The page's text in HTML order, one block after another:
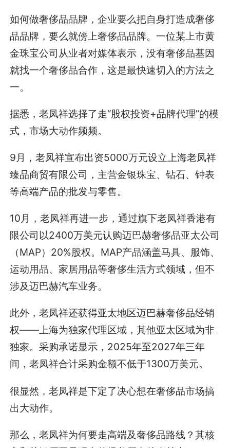
如何做奢侈品品牌，企业要么把自身打造成奢侈
品品牌，要么就傍上奢侈品品牌。一位某上市黄
金珠宝公司从业者对媒体表示，没有奢侈品基因
就找一个奢侈品合作，这是最快速切入的方法之
一。
据悉，老凤祥选择了走“股权投资+品牌代理”的模
式，市场大动作频频。
9月，老凤祥宣布出资5000万元设立上海老凤祥
臻品商贸有限公司，主营金银珠宝、钻石、钟表
等高端产品的批发与零售。
10月，老凤祥再进一步，通过旗下老凤祥香港有
限公司以2400万美元认购迈巴赫奢侈品亚太公司
（MAP）20%股权。MAP产品涵盖马具、服饰、
运动用品、家居用品等奢侈生活方式领域，但不
涉及迈巴赫汽车业务。
此外，老凤祥还获得亚太地区迈巴赫奢侈品经销
权——上海为独家代理区域，其他亚太区域为非
独家。采购承诺显示，2025年至2027年三年
间，老凤祥合计采购金额不低于1300万美元。
很显然，老凤祥是下定了决心想在奢侈品市场搞
出大动作。
那么，老凤祥为何要走高端及奢侈品路线？其核